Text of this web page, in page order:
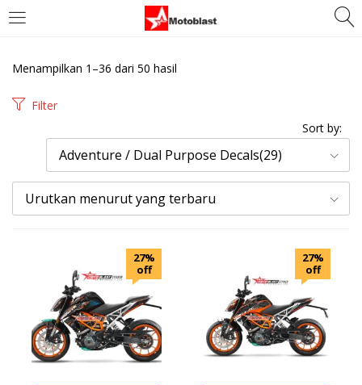
Enter your username and password to login.
Remember me
Lost password?
Menampilkan 1–36 dari 50 hasil
Filter
Sort by:
Adventure / Dual Purpose Decals(29)
Urutkan menurut yang terbaru
27%
off
27%
off